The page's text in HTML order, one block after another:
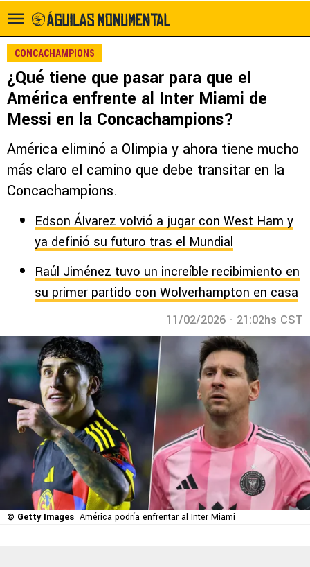
CONCACHAMPIONS
¿Qué tiene que pasar para que el
América enfrente al Inter Miami de
Messi en la Concachampions?
América eliminó a Olimpia y ahora tiene mucho
más claro el camino que debe transitar en la
Concachampions.
Edson Álvarez volvió a jugar con West Ham y
ya definió su futuro tras el Mundial
Raúl Jiménez tuvo un increíble recibimiento en
su primer partido con Wolverhampton en casa
11/02/2026 - 21:02hs CST
© Getty Images América podría enfrentar al Inter Miami